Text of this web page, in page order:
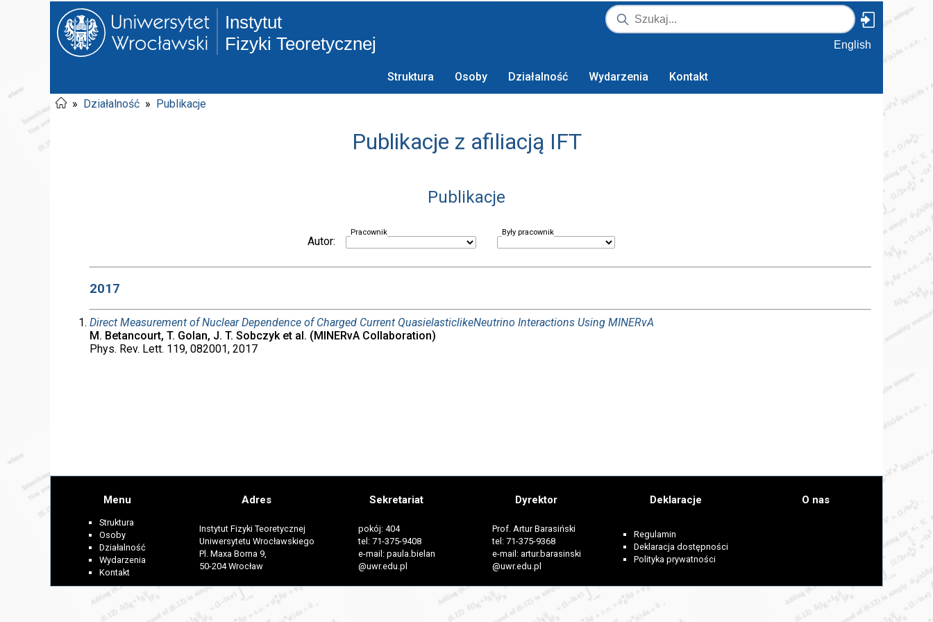
Instytut
Fizyki Teoretycznej
English
Struktura Osoby Działalność Wydarzenia Kontakt
» Działalność » Publikacje
Publikacje z afiliacją IFT
Publikacje
Autor:
Pracownik Były pracownik
2017
Direct Measurement of Nuclear Dependence of Charged Current QuasielasticlikeNeutrino Interactions Using MINERvA
M. Betancourt, T. Golan, J. T. Sobczyk et al. (MINERvA Collaboration)
Phys. Rev. Lett. 119, 082001, 2017
Menu
Struktura
Osoby
Działalność
Wydarzenia
Kontakt
Adres
Instytut Fizyki Teoretycznej
Uniwersytetu Wrocławskiego
Pl. Maxa Borna 9,
50-204 Wrocław
Sekretariat
pokój: 404
tel: 71-375-9408
e-mail: paula.bielan
@uwr.edu.pl
Dyrektor
Prof. Artur Barasiński
tel: 71-375-9368
e-mail: artur.barasinski
@uwr.edu.pl
Deklaracje
Regulamin
Deklaracja dostępności
Polityka prywatności
O nas